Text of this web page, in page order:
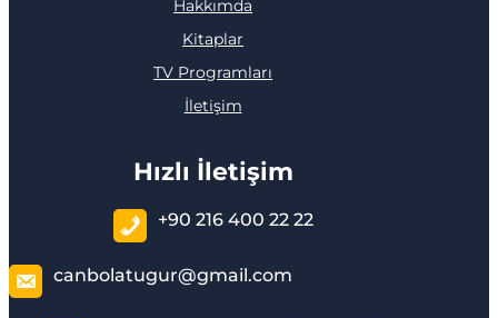
Hakkımda
Kitaplar
TV Programları
İletişim
Hızlı İletişim
+90 216 400 22 22
canbolatugur@gmail.com